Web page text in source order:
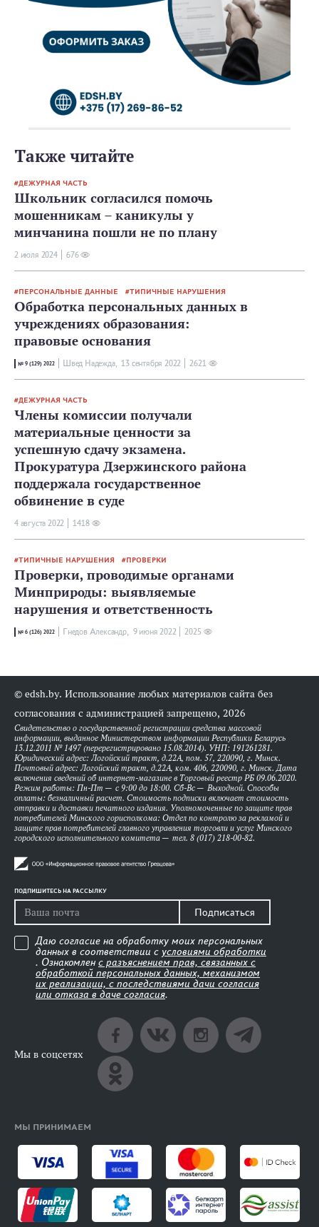
Также читайте
ДЕЖУРНАЯ ЧАСТЬ
Школьник согласился помочь
мошенникам – каникулы у
минчанина пошли не по плану
2 июля 2024 676
ПЕРСОНАЛЬНЫЕ ДАННЫЕ ТИПИЧНЫЕ НАРУШЕНИЯ
Обработка персональных данных в
учреждениях образования:
правовые основания
№ 9 (129) 2022 Швед Надежда, 13 сентября 2022 2621
ДЕЖУРНАЯ ЧАСТЬ
Члены комиссии получали
материальные ценности за
успешную сдачу экзамена.
Прокуратура Дзержинского района
поддержала государственное
обвинение в суде
4 августа 2022 1418
ТИПИЧНЫЕ НАРУШЕНИЯ ПРОВЕРКИ
Проверки, проводимые органами
Минприроды: выявляемые
нарушения и ответственность
№ 6 (126) 2022 Гнедов Александр, 9 июня 2022 2025
© edsh.by. Использование любых материалов сайта без
согласования с администрацией запрещено, 2026
Свидетельство о государственной регистрации средства массовой
информации, выданное Министерством информации Республики Беларусь
13.12.2011 № 1497 (перерегистрировано 15.08.2014). УНП: 191261281.
Юридический адрес: Логойский тракт, д.22А, пом. 57, 220090, г. Минск.
Почтовый адрес: Логойский тракт, д.22А, ком. 406, 220090, г. Минск. Дата
включения сведений об интернет-магазине в Торговый реестр РБ 09.06.2020.
Режим работы: Пн-Пт — с 9:00 до 18:00. Сб-Вс — Выходной. Способы
оплаты: безналичный расчет. Стоимость подписки включает стоимость
отправки и доставки печатного издания. Уполномоченные по защите прав
потребителей Минского горисполкома: Отдел по контролю за рекламой и
защите прав потребителей главного управления торговли и услуг Минского
городского исполнительного комитета — тел. 8 (017) 218-00-82.
ПОДПИШИТЕСЬ НА РАССЫЛКУ
Подписаться
Даю согласие на обработку моих персональных
данных в соответствии с условиями обработки
. Ознакомлен с разъяснением прав, связанных с
обработкой персональных данных, механизмом
их реализации, с последствиями дачи согласия
или отказа в даче согласия.
Мы в соцсетях
МЫ ПРИНИМАЕМ